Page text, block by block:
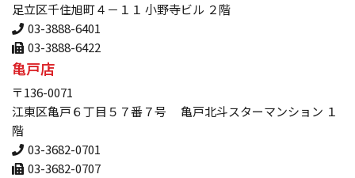
足立区千住旭町４－１１ 小野寺ビル ２階
03-3888-6401
03-3888-6422
亀戸店
〒136-0071
江東区亀戸６丁目５７番７号 亀戸北斗スターマンション １
階
03-3682-0701
03-3682-0707